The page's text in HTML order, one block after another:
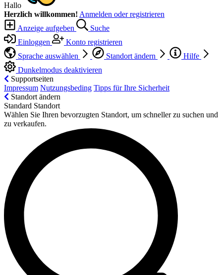
Hallo
Herzlich willkommen! Anmelden oder registrieren
Anzeige aufgeben
Suche
Einloggen
Konto registrieren
Sprache auswählen
Standort ändern
Hilfe
Dunkelmodus deaktivieren
Supportseiten
Impressum Nutzungsbeding Tipps für Ihre Sicherheit
Standort ändern
Standard Standort
Wählen Sie Ihren bevorzugten Standort, um schneller zu suchen und
zu verkaufen.